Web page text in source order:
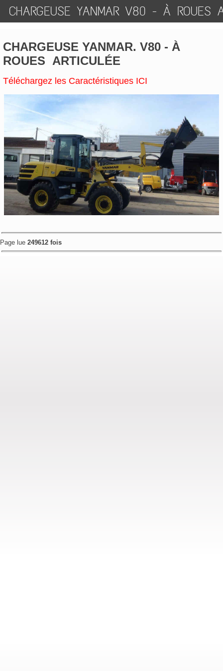
CHARGEUSE YANMAR V80 - À ROUES
CHARGEUSE YANMAR. V80 - À
ROUES ARTICULÉE
Téléchargez les Caractéristiques ICI
Page lue 249612 fois